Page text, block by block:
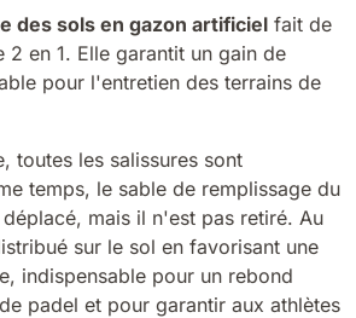
mm
mm 8800 m²/h
des sols en gazon artificiel fait de
2 en 1. Elle garantit un gain de
pour l'entretien des terrains de
toutes les salissures sont
temps, le sable de remplissage du
mais il n'est pas retiré. Au
sur le sol en favorisant une
indispensable pour un rebond
padel et pour garantir aux athlètes